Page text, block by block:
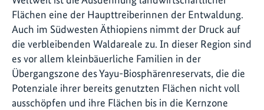
Flächen eine der Haupttreiberinnen der Entwaldung.
Auch im Südwesten Äthiopiens nimmt der Druck auf
die verbleibenden Waldareale zu. In dieser Region sind
es vor allem kleinbäuerliche Familien in der
Übergangszone des Yayu-Biosphärenreservats, die die
Potenziale ihrer bereits genutzten Flächen nicht voll
ausschöpfen und ihre Flächen bis in die Kernzone